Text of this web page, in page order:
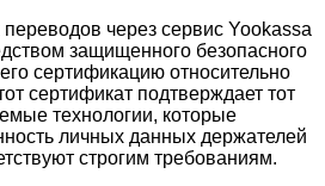
через сервис Yookassa
защищенного безопасного
сертификацию относительно
сертификат подтверждает тот
технологии, которые
личных данных держателей
строгим требованиям.